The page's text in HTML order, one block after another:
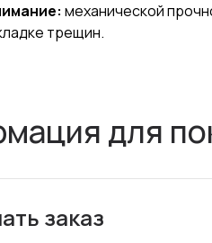
механической
трещин.
для
заказ